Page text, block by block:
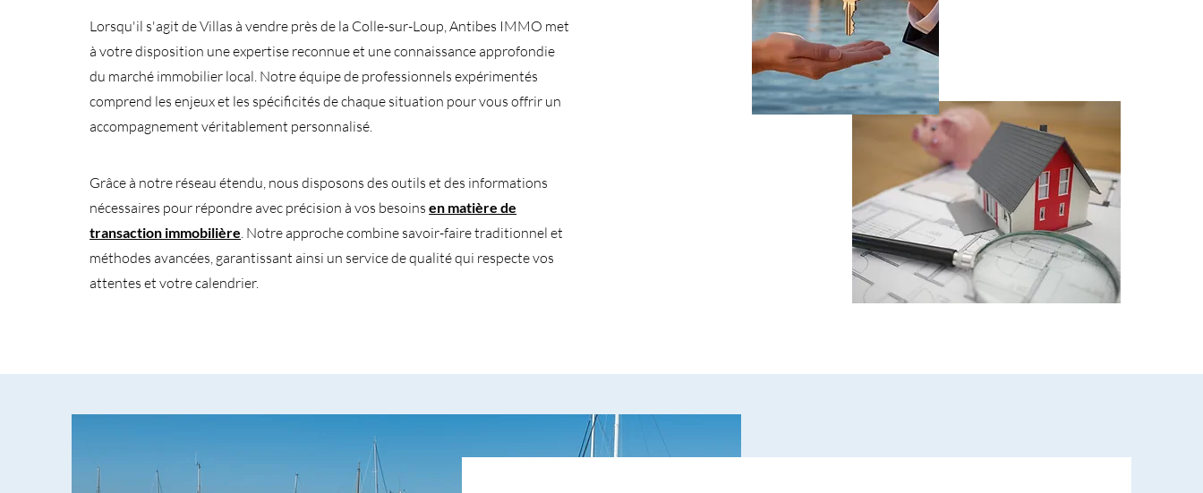
Lorsqu'il s'agit de Villas à vendre près de la Colle-sur-Loup, Antibes IMMO met
à votre disposition une expertise reconnue et une connaissance approfondie
du marché immobilier local. Notre équipe de professionnels expérimentés
comprend les enjeux et les spécificités de chaque situation pour vous offrir un
accompagnement véritablement personnalisé.
Grâce à notre réseau étendu, nous disposons des outils et des informations
nécessaires pour répondre avec précision à vos besoinsen matière de
transaction immobilière. Notre approche combine savoir-faire traditionnel et
méthodes avancées, garantissant ainsi un service de qualité qui respecte vos
attentes et votre calendrier.